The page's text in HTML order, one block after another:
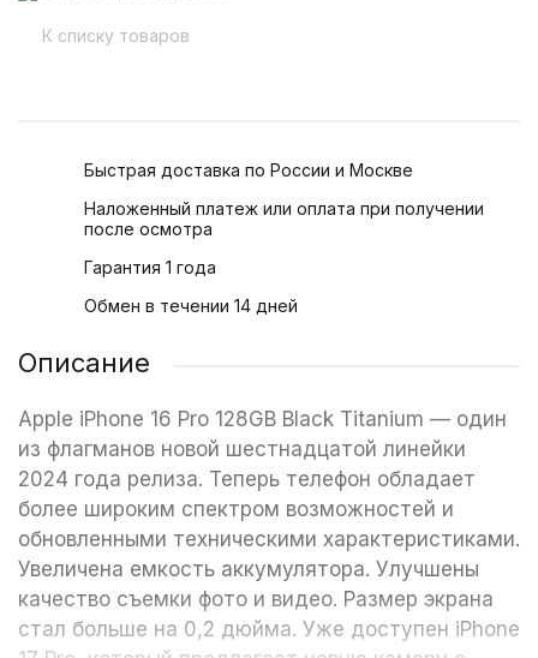
К списку товаров
Быстрая доставка по России и Москве
Наложенный платеж или оплата при получении
после осмотра
Гарантия 1 года
Обмен в течении 14 дней
Описание
Apple iPhone 16 Pro 128GB Black Titanium — один
из флагманов новой шестнадцатой линейки
2024 года релиза. Теперь телефон обладает
более широким спектром возможностей и
обновленными техническими характеристиками.
Увеличена емкость аккумулятора. Улучшены
качество съемки фото и видео. Размер экрана
стал больше на 0,2 дюйма. Уже доступен iPhone